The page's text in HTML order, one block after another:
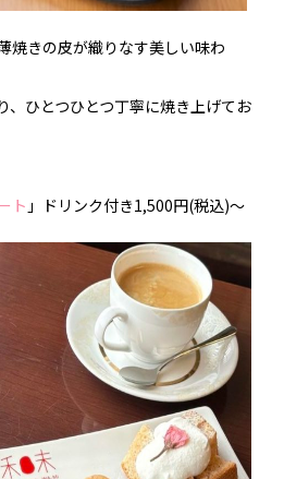
焼きの皮が織りなす美しい味わ
、ひとつひとつ丁寧に焼き上げてお
ト 」 ドリンク付き1,500円(税込)～